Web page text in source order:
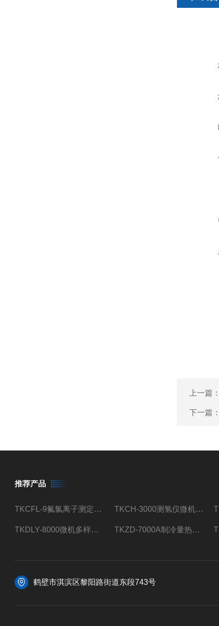
上一篇
下一篇
推荐产品
TKCFL-9氟氯离子测定仪自动煤质检测 TKCH-3000测氢仪微机氢元素测定煤质检测
TKDLY-8000微机多样测硫仪自动定硫仪化验室硫含量测定 TKZD-7000A制冷量热仪自动升降热值仪煤质检测
鹤壁市淇滨区黎阳路街道东段743号